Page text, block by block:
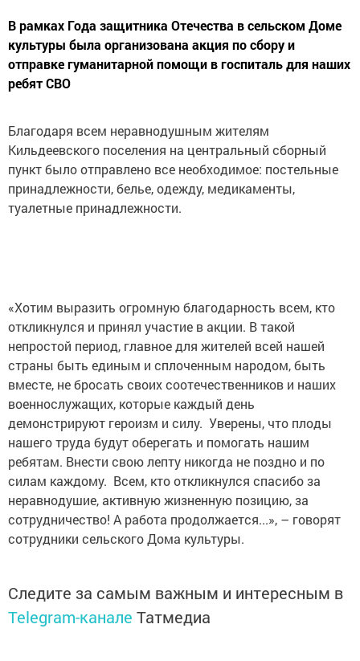
В рамках Года защитника Отечества в сельском Доме
культуры была организована акция по сбору и
отправке гуманитарной помощи в госпиталь для наших
ребят СВО
Благодаря всем неравнодушным жителям
Кильдеевского поселения на центральный сборный
пункт было отправлено все необходимое: постельные
принадлежности, белье, одежду, медикаменты,
туалетные принадлежности.
«Хотим выразить огромную благодарность всем, кто
откликнулся и принял участие в акции. В такой
непростой период, главное для жителей всей нашей
страны быть единым и сплоченным народом, быть
вместе, не бросать своих соотечественников и наших
военнослужащих, которые каждый день
демонстрируют героизм и силу. Уверены, что плоды
нашего труда будут оберегать и помогать нашим
ребятам. Внести свою лепту никогда не поздно и по
силам каждому. Всем, кто откликнулся спасибо за
неравнодушие, активную жизненную позицию, за
сотрудничество! А работа продолжается...», – говорят
сотрудники сельского Дома культуры.
Следите за самым важным и интересным в
Telegram-канале Татмедиа